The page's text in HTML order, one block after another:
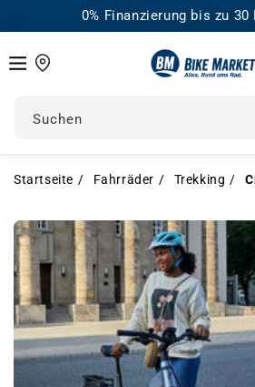
0% Finanzierung bis zu 30
Suchen
Startseite Fahrräder Trekking